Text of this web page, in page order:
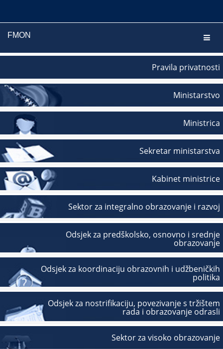
FMON
Pravila privatnosti
Ministarstvo
Ministrica
Sekretar ministarstva
Kabinet ministrice
Sektor za integralno obrazovanje i razvoj
Odsjek za predškolsko, osnovno i srednje
obrazovanje
Odsjek za koordinaciju obrazovnih i udžbeničkih
politika
Odsjek za nostrifikaciju, povezivanje s tržištem
rada i obrazovanje odrasli
Sektor za visoko obrazovanje